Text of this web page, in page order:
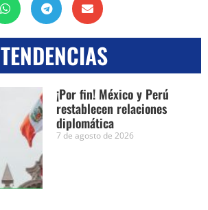
TENDENCIAS
¡Por fin! México y Perú
restablecen relaciones
diplomática
7 de agosto de 2026